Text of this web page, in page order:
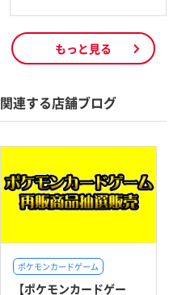
もっと見る
関連する店舗ブログ
ポケモンカードゲーム
【ポケモンカードゲー